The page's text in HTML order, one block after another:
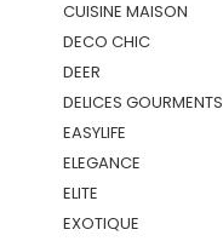
CUISINE MAISON
DECO CHIC
DEER
DELICES GOURMENTS
EASYLIFE
ELEGANCE
ELITE
EXOTIQUE